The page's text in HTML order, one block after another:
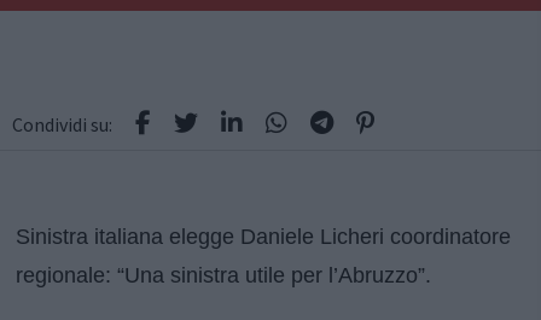
Condividi su:
Sinistra italiana elegge Daniele Licheri coordinatore
regionale: “Una sinistra utile per l’Abruzzo”.